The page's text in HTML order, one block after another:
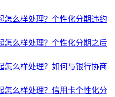
怎么样处理？个性化分期违约
怎么样处理？个性化分期之后
怎么样处理？如何与银行协商
怎么样处理？信用卡个性化分